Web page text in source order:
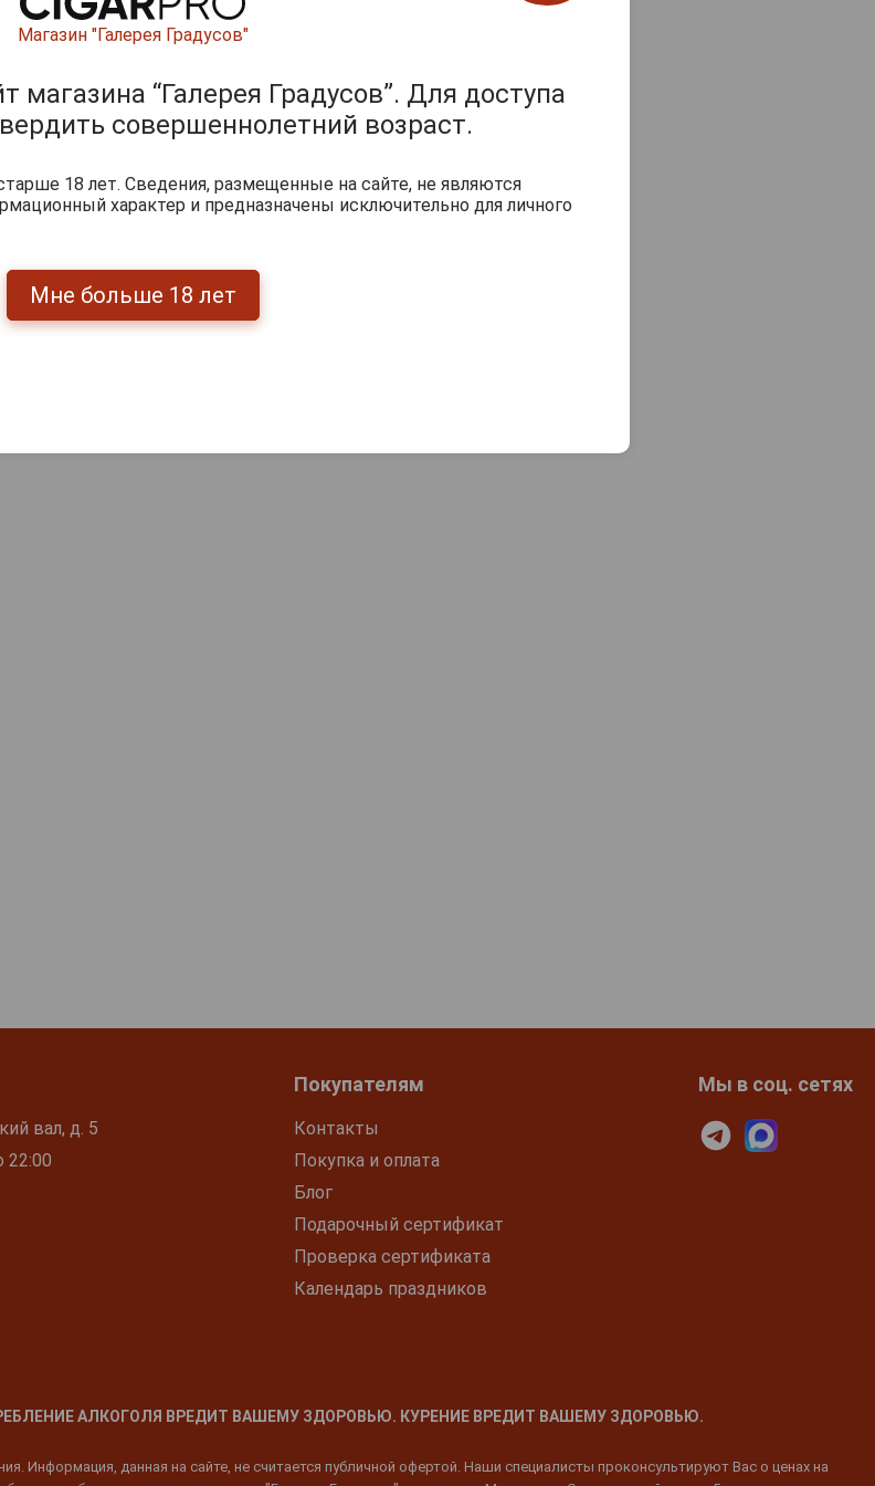
Перейти
вал, д. 5
22:00
Покупателям
Контакты
Покупка и оплата
Блог
Подарочный сертификат
Проверка сертификата
Календарь праздников
Мы в соц. сетях
АЛКОГОЛЯ ВРЕДИТ ВАШЕМУ ЗДОРОВЬЮ. КУРЕНИЕ ВРЕДИТ ВАШЕМУ ЗДОРОВЬЮ.
Информация, данная на сайте, не считается публичной офертой. Наши специалисты проконсультируют Вас о ценах на
Магазин "Галерея Градусов"
магазина “Галерея Градусов”. Для доступа
совершеннолетний возраст.
18 лет. Сведения, размещенные на сайте, не являются
характер и предназначены исключительно для личного
Мне больше 18 лет